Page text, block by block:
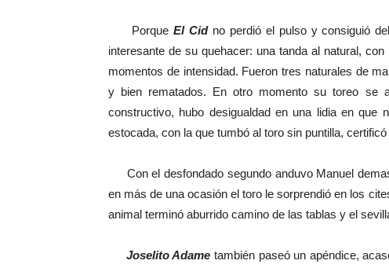
Porque El Cidno perdió el pulso y consiguió
interesante de su quehacer: una tanda al natural,
momentos de intensidad. Fueron tres naturales de
y bien rematados. En otro momento su toreo se
constructivo, hubo desigualdad en una lidia en que
estocada, con la que tumbó al toro sin puntilla,
Con el desfondado segundo anduvo Manuel
en más de una ocasión el toro le sorprendió en los
animal terminó aburrido camino de las tablas y el
Joselito Adame también paseó un apéndice,